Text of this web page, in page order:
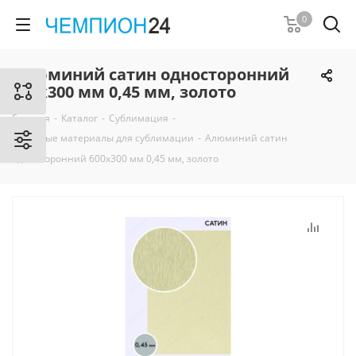
0
Алюминий сатин односторонний
600х300 мм 0,45 мм, золото
Главная - Каталог - Сублимация -
Листовые материалы для сублимации - Алюминий сатин
односторонний 600х300 мм 0,45 мм, золото